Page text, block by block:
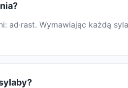
ad·rast. Wymawiając każdą